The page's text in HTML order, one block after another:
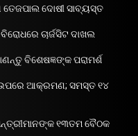
ତେଜପାଲ ଦୋଷୀ ସାବ୍ୟସ୍ତ
ଚାର୍ଜସିଟ ଦାଖଲ
ବିଶେଷଜ୍ଞଙ୍କ ପରାମର୍ଶ
ଉପରେ ଆକ୍ରମଣ; ସମସ୍ତ ୧୪
୧୩ତମ ବୈଠକ